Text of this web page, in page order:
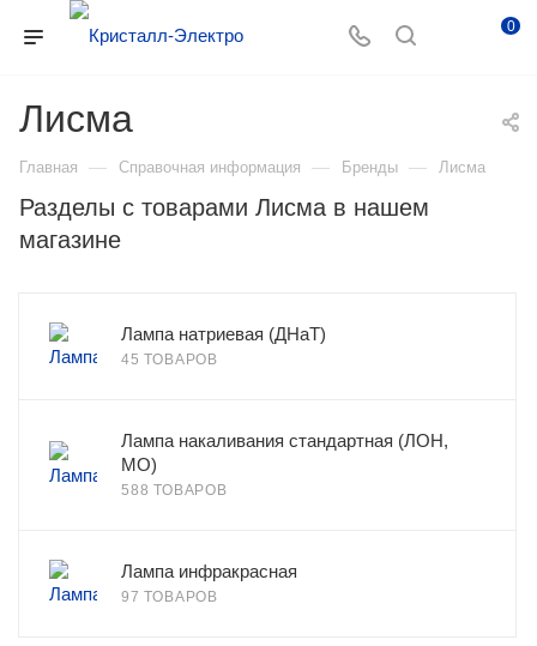
0
Лисма
Главная — Справочная информация — Бренды — Лисма
Разделы с товарами Лисма в нашем
магазине
Лампа натриевая (ДНаТ)
45 ТОВАРОВ
Лампа накаливания стандартная (ЛОН,
МО)
588 ТОВАРОВ
Лампа инфракрасная
97 ТОВАРОВ